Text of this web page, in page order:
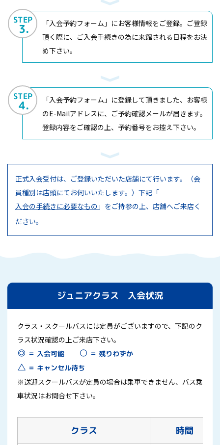
STEP
3.
「入会予約フォーム」にお客様情報をご登録。ご登録
頂く際に、ご入会手続きの為に来館される日程をお決
め下さい。
STEP
4.
「入会予約フォーム」に登録して頂きました、お客様
のE-Mailアドレスに、ご予約確認メールが届きます。
登録内容をご確認の上、予約番号をお控え下さい。
正式入会受付は、ご登録いただいた店舗にて行います。（会
員種別は店頭にてお伺いいたします。） 下記「
入会の手続きに必要なもの 」をご持参の上、店舗へご来店く
ださい。
ジュニアクラス 入会状況
クラス・スクールバスには定員がございますので、下記のク
ラス状況確認の上ご来店下さい。
◎ ＝ 入会可能 ○ ＝ 残りわずか
△ ＝ キャンセル待ち
※送迎スクールバスが定員の場合は乗車できません、バス乗
車状況はお問合せ下さい。
クラス 時間